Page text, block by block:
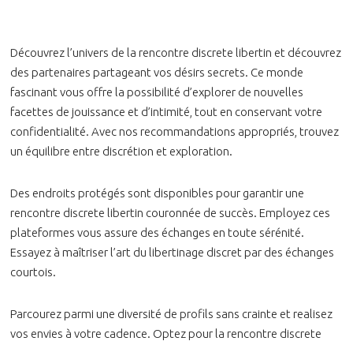
Découvrez l’univers de la rencontre discrete libertin et découvrez
des partenaires partageant vos désirs secrets. Ce monde
fascinant vous offre la possibilité d’explorer de nouvelles
facettes de jouissance et d’intimité, tout en conservant votre
confidentialité. Avec nos recommandations appropriés, trouvez
un équilibre entre discrétion et exploration.
Des endroits protégés sont disponibles pour garantir une
rencontre discrete libertin couronnée de succès. Employez ces
plateformes vous assure des échanges en toute sérénité.
Essayez à maîtriser l’art du libertinage discret par des échanges
courtois.
Parcourez parmi une diversité de profils sans crainte et realisez
vos envies à votre cadence. Optez pour la rencontre discrete